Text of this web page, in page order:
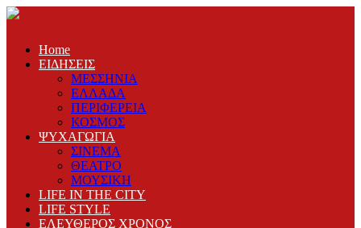
Home
ΕΙΔΗΣΕΙΣ
ΜΕΣΣΗΝΙΑ
ΕΛΛΑΔΑ
ΠΕΡΙΦΕΡΕΙΑ
ΚΟΣΜΟΣ
ΨΥΧΑΓΩΓΙΑ
ΣΙΝΕΜΑ
ΘΕΑΤΡΟ
ΜΟΥΣΙΚΗ
LIFE IN THE CITY
LIFE STYLE
ΕΛΕΥΘΕΡΟΣ ΧΡΟΝΟΣ